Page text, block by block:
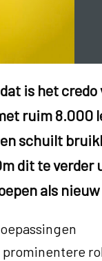
is het credo
ruim 8.000
schuilt
dit te verder
als
prominentere